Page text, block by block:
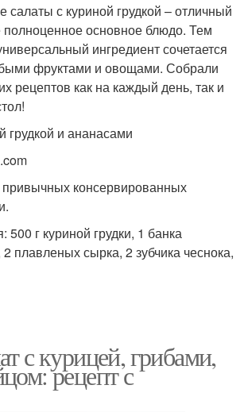
с куриной грудкой – отличный
полноценное основное блюдо. Тем
ингредиент сочетается
фруктами и овощами. Собрали
рецептов как на каждый день, так и
грудкой и ананасами
привычных консервированных
500 г куриной грудки, 1 банка
плавленых сырка, 2 зубчика чеснока,
с курицей, грибами,
рецепт с